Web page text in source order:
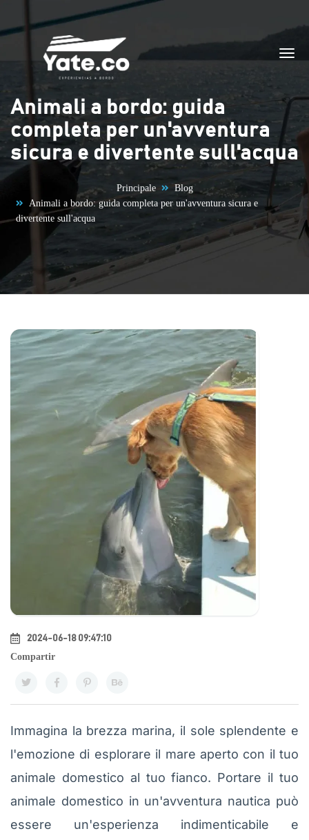
Animali a bordo: guida
completa per un'avventura
sicura e divertente sull'acqua
Principale
Blog
Animali a bordo: guida completa per un'avventura sicura e
divertente sull'acqua
2024-06-18 09:47:10
Compartir
Immagina la brezza marina, il sole splendente e
l'emozione di esplorare il mare aperto con il tuo
animale domestico al tuo fianco. Portare il tuo
animale domestico in un'avventura nautica può
essere un'esperienza indimenticabile e